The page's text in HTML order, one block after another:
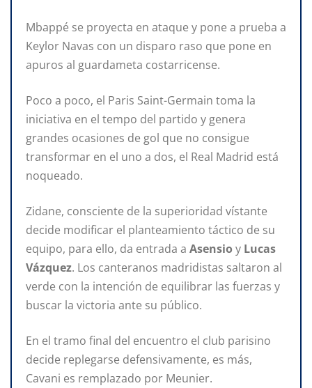
Mbappé se proyecta en ataque y pone a prueba a
Keylor Navas con un disparo raso que pone en
apuros al guardameta costarricense.
Poco a poco, el Paris Saint-Germain toma la
iniciativa en el tempo del partido y genera
grandes ocasiones de gol que no consigue
transformar en el uno a dos, el Real Madrid está
noqueado.
Zidane, consciente de la superioridad vístante
decide modificar el planteamiento táctico de su
equipo, para ello, da entrada a Asensio y Lucas
Vázquez. Los canteranos madridistas saltaron al
verde con la intención de equilibrar las fuerzas y
buscar la victoria ante su público.
En el tramo final del encuentro el club parisino
decide replegarse defensivamente, es más,
Cavani es remplazado por Meunier.